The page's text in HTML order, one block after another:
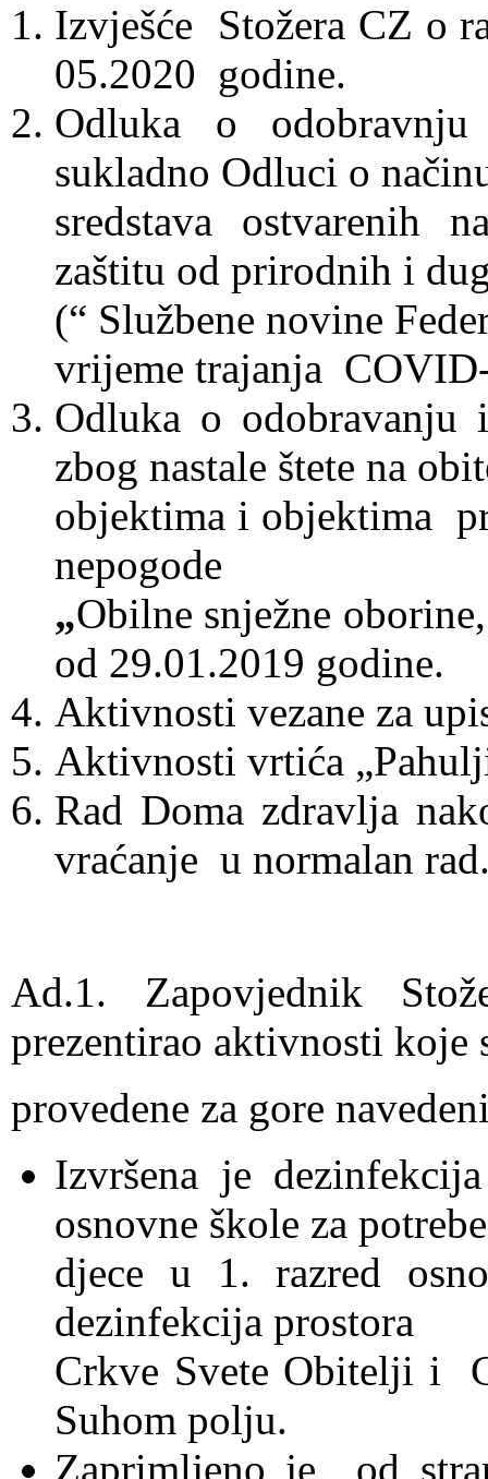
Izvješće Stožera CZ o
05.2020 godine.
Odluka o odobravnju
sukladno Odluci o
sredstava ostvarenih
zaštitu od prirodnih i
(“ Službene novine
vrijeme trajanja
Odluka o odobravanju
zbog nastale štete na
objektima i objektima
nepogode
„Obilne snježne
od 29.01.2019 godine.
Aktivnosti vezane za
Aktivnosti vrtića
Rad Doma zdravlja
vraćanje u normalan
Ad.1. Zapovjednik
prezentirao aktivnosti koje
provedene za gore
Izvršena je
osnovne škole za
djece u 1. razred
dezinfekcija prostora
Crkve Svete Obitelji i
Suhom polju.
Zaprimljeno je od